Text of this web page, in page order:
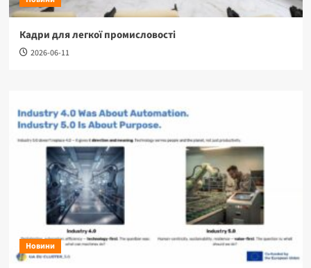
Кадри для легкої промисловості
2026-06-11
Новини